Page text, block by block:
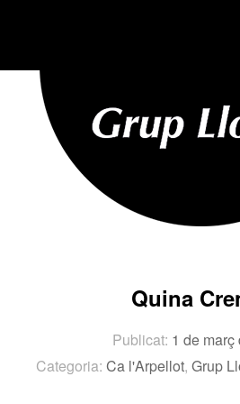
Quina
Publicat: 1 de març
Categoria: Ca l'Arpellot, Grup